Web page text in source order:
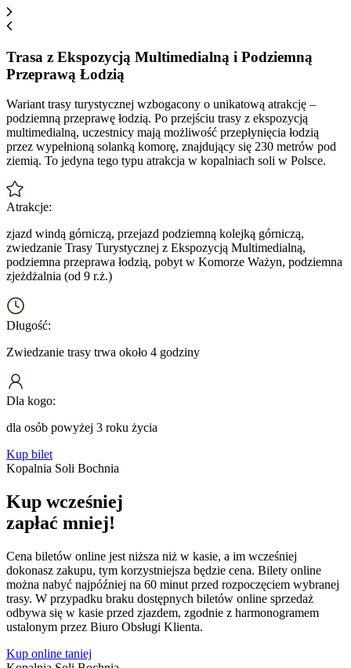
Trasa z Ekspozycją Multimedialną i Podziemną
Przeprawą Łodzią
Wariant trasy turystycznej wzbogacony o unikatową atrakcję –
podziemną przeprawę łodzią. Po przejściu trasy z ekspozycją
multimedialną, uczestnicy mają możliwość przepłynięcia łodzią
przez wypełnioną solanką komorę, znajdujący się 230 metrów pod
ziemią. To jedyna tego typu atrakcja w kopalniach soli w Polsce.
Atrakcje:
zjazd windą górniczą, przejazd podziemną kolejką górniczą,
zwiedzanie Trasy Turystycznej z Ekspozycją Multimedialną,
podziemna przeprawa łodzią, pobyt w Komorze Ważyn, podziemna
zjeżdżalnia (od 9 r.ż.)
Długość:
Zwiedzanie trasy trwa około 4 godziny
Dla kogo:
dla osób powyżej 3 roku życia
Kup bilet
Kopalnia Soli Bochnia
Kup wcześniej
zapłać mniej!
Cena biletów online jest niższa niż w kasie, a im wcześniej
dokonasz zakupu, tym korzystniejsza będzie cena. Bilety online
można nabyć najpóźniej na 60 minut przed rozpoczęciem wybranej
trasy. W przypadku braku dostępnych biletów online sprzedaż
odbywa się w kasie przed zjazdem, zgodnie z harmonogramem
ustalonym przez Biuro Obsługi Klienta.
Kup online taniej